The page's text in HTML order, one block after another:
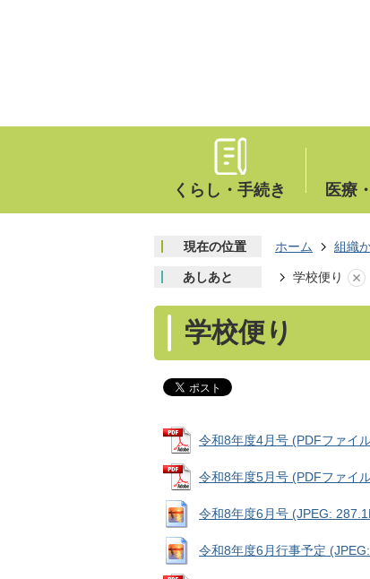
くらし・手続き 医療
現在の位置 ホーム 組織
あしあと 学校便り
学校便り
令和8年度4月号 (PDFファイ
令和8年度5月号 (PDFファイ
令和8年度6月号 (JPEG:
令和8年度6月行事予定